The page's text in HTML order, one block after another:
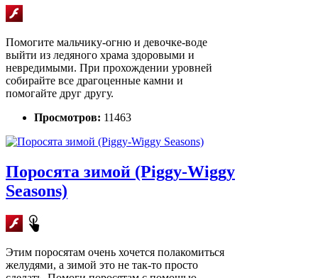
Помогите мальчику-огню и девочке-воде
выйти из ледяного храма здоровыми и
невредимыми. При прохождении уровней
собирайте все драгоценные камни и
помогайте друг другу.
Просмотров: 11463
Поросята зимой (Piggy-Wiggy
Seasons)
Этим поросятам очень хочется полакомиться
желудями, а зимой это не так-то просто